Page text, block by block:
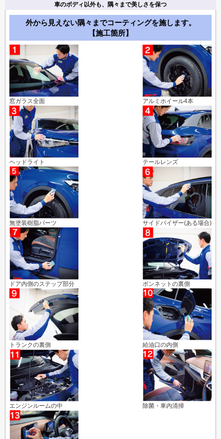
車のボディ以外も、隅々まで美しさを保つ
外から見えない隅々までコーティングを施します。
【施工箇所】
窓ガラス全面 アルミホイール4本
ヘッドライト テールレンズ
無塗装樹脂パーツ サイドバイザー(ある場合)
ドア内側のステップ部分 ボンネットの裏側
トランクの裏側 給油口の内側
エンジンルームの中 除菌・車内清掃